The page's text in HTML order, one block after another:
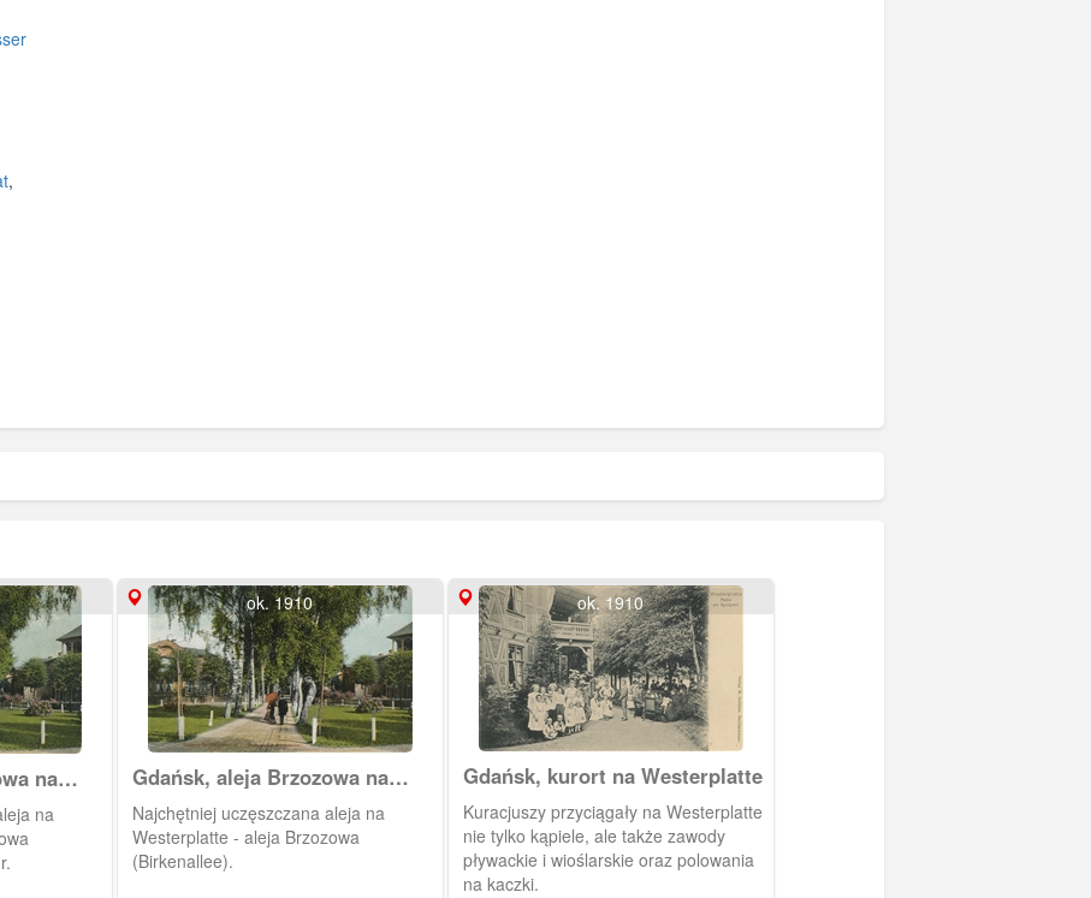
,
na
na
ok. 1910
Gdańsk, aleja Brzozowa na
Westerplatte
Najchętniej uczęszczana aleja na
Westerplatte - aleja Brzozowa
(Birkenallee).
ok. 1910
Gdańsk, kurort na Westerplatte
Kuracjuszy przyciągały na Westerplatte
nie tylko kąpiele, ale także zawody
pływackie i wioślarskie oraz polowania
na kaczki.